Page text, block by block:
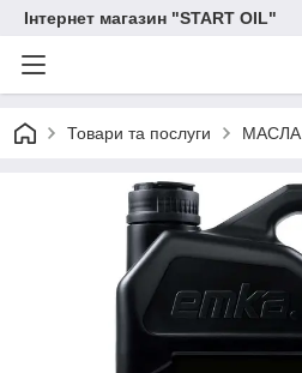
Інтернет магазин "START OIL"
Товари та послуги МАСЛА